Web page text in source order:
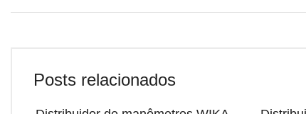
Posts relacionados